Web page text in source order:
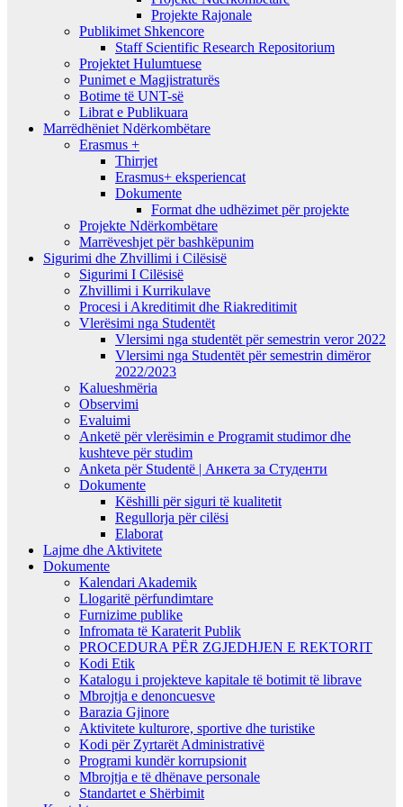
Projekte Rajonale
Publikimet Shkencore
Staff Scientific Research Repositorium
Projektet Hulumtuese
Punimet e Magjistraturës
Botime të UNT-së
Librat e Publikuara
Marrëdhëniet Ndërkombëtare
Erasmus +
Thirrjet
Erasmus+ eksperiencat
Dokumente
Format dhe udhëzimet për projekte
Projekte Ndërkombëtare
Marrëveshjet për bashkëpunim
Sigurimi dhe Zhvillimi i Cilësisë
Sigurimi I Cilësisë
Zhvillimi i Kurrikulave
Procesi i Akreditimit dhe Riakreditimit
Vlerësimi nga Studentët
Vlersimi nga studentët për semestrin veror 2022
Vlersimi nga Studentët për semestrin dimëror
2022/2023
Kalueshmëria
Observimi
Evaluimi
Anketë për vlerësimin e Programit studimor dhe
kushteve për studim
Anketa për Studentë | Анкета за Студенти
Dokumente
Këshilli për siguri të kualitetit
Regullorja për cilësi
Elaborat
Lajme dhe Aktivitete
Dokumente
Kalendari Akademik
Llogaritë përfundimtare
Furnizime publike
Infromata të Karaterit Publik
PROCEDURA PËR ZGJEDHJEN E REKTORIT
Kodi Etik
Katalogu i projekteve kapitale të botimit të librave
Mbrojtja e denoncuesve
Barazia Gjinore
Aktivitete kulturore, sportive dhe turistike
Kodi për Zyrtarët Administrativë
Programi kundër korrupsionit
Mbrojtja e të dhënave personale
Standartet e Shërbimit